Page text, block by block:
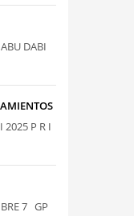
DABI
2025 P R I
7 GP